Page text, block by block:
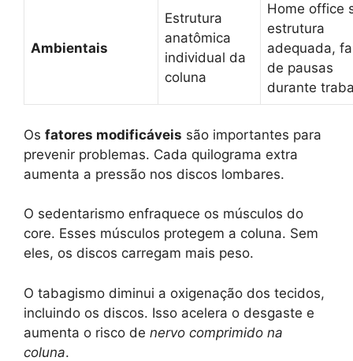
Ambientais
Estrutura
anatômica
individual da
coluna
Home office
estrutura
adequada,
de pausas
durante
Os fatores modificáveis são importantes para
prevenir problemas. Cada quilograma extra
aumenta a pressão nos discos lombares.
O sedentarismo enfraquece os músculos do
core. Esses músculos protegem a coluna. Sem
eles, os discos carregam mais peso.
O tabagismo diminui a oxigenação dos tecidos,
incluindo os discos. Isso acelera o desgaste e
aumenta o risco de nervo comprimido na
coluna.